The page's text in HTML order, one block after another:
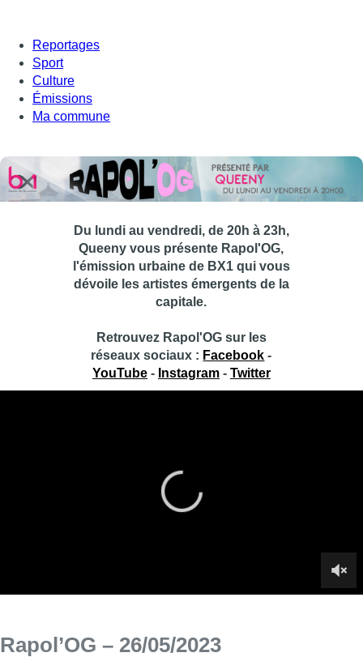
Reportages
Sport
Culture
Émissions
Ma commune
Du lundi au vendredi, de 20h à 23h,
Queeny vous présente Rapol'OG,
l'émission urbaine de BX1 qui vous
dévoile les artistes émergents de la
capitale.
Retrouvez Rapol'OG sur les
réseaux sociaux : Facebook -
YouTube- Instagram- Twitter
Rapol’OG – 26/05/2023